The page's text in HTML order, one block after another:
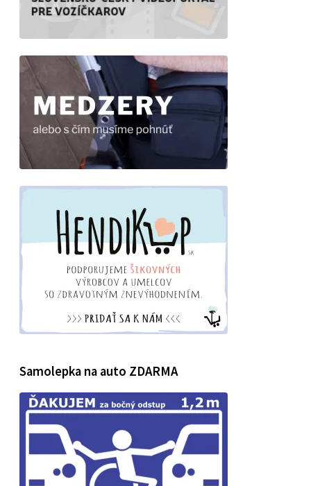
Samolepka na auto ZDARMA